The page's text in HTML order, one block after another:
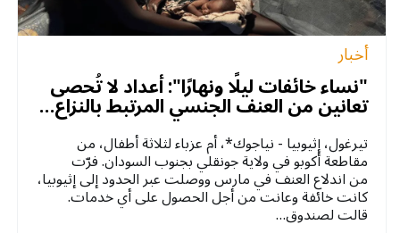
أخبار
"نساء خائفات ليلًا ونهارًا": أعداد لا تُحصى
تعانين من العنف الجنسي المرتبط بالنزاع…
تيرغول، إثيوبيا - نياجوك*، أم عزباء لثلاثة أطفال، من
مقاطعة أكوبو في ولاية جونقلي بجنوب السودان. فرّت
من اندلاع العنف في مارس ووصلت عبر الحدود إلى إثيوبيا،
كانت خائفة وعانت من أجل الحصول على أي خدمات.
قالت لصندوق…